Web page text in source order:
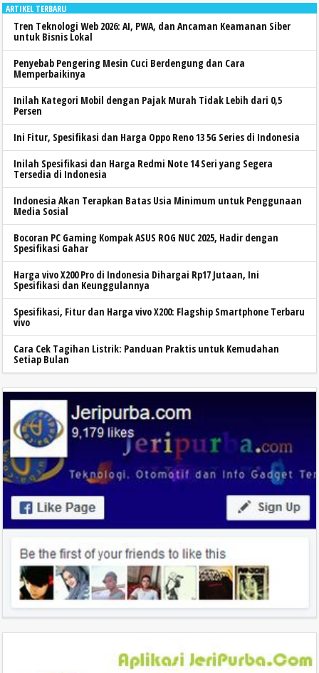
ARTIKEL TERBARU
Tren Teknologi Web 2026: AI, PWA, dan Ancaman Keamanan Siber
untuk Bisnis Lokal
Penyebab Pengering Mesin Cuci Berdengung dan Cara
Memperbaikinya
Inilah Kategori Mobil dengan Pajak Murah Tidak Lebih dari 0,5
Persen
Ini Fitur, Spesifikasi dan Harga Oppo Reno 13 5G Series di Indonesia
Inilah Spesifikasi dan Harga Redmi Note 14 Seri yang Segera
Tersedia di Indonesia
Indonesia Akan Terapkan Batas Usia Minimum untuk Penggunaan
Media Sosial
Bocoran PC Gaming Kompak ASUS ROG NUC 2025, Hadir dengan
Spesifikasi Gahar
Harga vivo X200 Pro di Indonesia Dihargai Rp17 Jutaan, Ini
Spesifikasi dan Keunggulannya
Spesifikasi, Fitur dan Harga vivo X200: Flagship Smartphone Terbaru
vivo
Cara Cek Tagihan Listrik: Panduan Praktis untuk Kemudahan
Setiap Bulan